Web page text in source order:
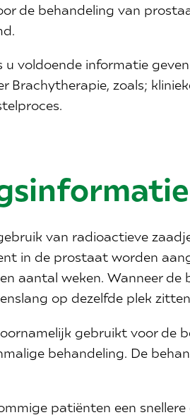
de behandeling van
voldoende informatie
Brachytherapie, zoals;
van radioactieve
in de prostaat worden
aantal weken. Wanneer de
op dezelfde plek
gebruikt voor de
behandeling. De
patiënten een